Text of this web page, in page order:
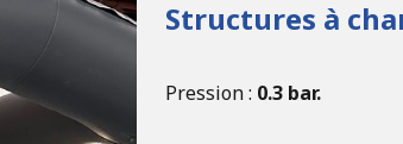
Structures à
Pression : 0.3 bar.